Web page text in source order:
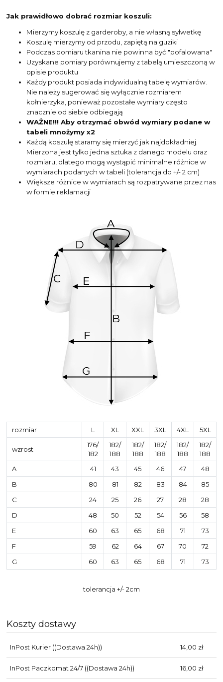
Jak prawidłowo dobrać rozmiar koszuli:
Mierzymy koszulę z garderoby, a nie własną sylwetkę
Koszulę mierzymy od przodu, zapiętą na guziki
Podczas pomiaru tkanina nie powinna być "pofalowana"
Uzyskane pomiary porównujemy z tabelą umieszczoną w
opisie produktu
Każdy produkt posiada indywidualną tabelę wymiarów.
Nie należy sugerować się wyłącznie rozmiarem
kołnierzyka, ponieważ pozostałe wymiary często
znacznie od siebie odbiegają
WAŻNE!!! Aby otrzymać obwód wymiary podane w
tabeli mnożymy x2
Każdą koszulę staramy się mierzyć jak najdokładniej.
Mierzona jest tylko jedna sztuka z danego modelu oraz
rozmiaru, dlatego mogą wystąpić minimalne różnice w
wymiarach podanych w tabeli (tolerancja do +/- 2 cm)
Większe różnice w wymiarach są rozpatrywane przez nas
w formie reklamacji
rozmiar L XL XXL 3XL 4XL 5XL
wzrost
176/
182
182/
188
182/
188
182/
188
182/
188
182/
188
A
41 43 45 46 47
48
B
80 81 82 83 84
85
C
24 25 26 27 28
28
D
48 50 52 54 56
58
E
60 63 65 68 71
73
F
59 62 64 67 70
72
G
60 63 65 68 71 73
tolerancja +/- 2cm
Koszty dostawy
InPost Kurier ((Dostawa 24h)) 14,00 zł
InPost Paczkomat 24/7((Dostawa 24h)) 16,00 zł